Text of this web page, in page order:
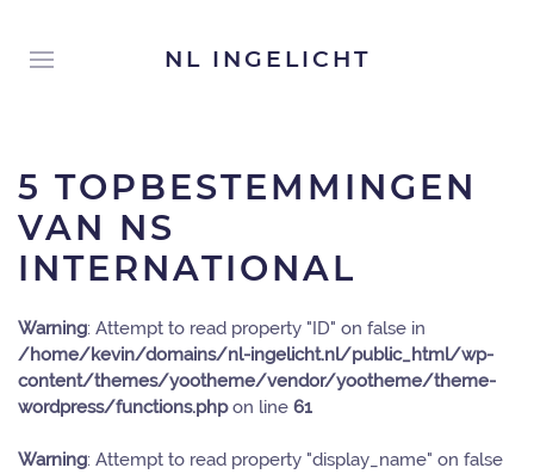
NL INGELICHT
5 TOPBESTEMMINGEN
VAN NS
INTERNATIONAL
Warning: Attempt to read property "ID" on false in
/home/kevin/domains/nl-ingelicht.nl/public_html/wp-
content/themes/yootheme/vendor/yootheme/theme-
wordpress/functions.phpon line 61
Warning: Attempt to read property "display_name" on false